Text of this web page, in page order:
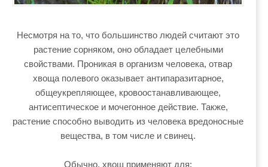
Несмотря на то, что большинство людей считают это
растение сорняком, оно обладает целебными
свойствами. Проникая в организм человека, отвар
хвоща полевого оказывает антипаразитарное,
общеукрепляющее, кровоостанавливающее,
антисептическое и мочегонное действие. Также,
растение способно выводить из человека вредоносные
вещества, в том числе и свинец.
Обычно, хвощ применяют для: